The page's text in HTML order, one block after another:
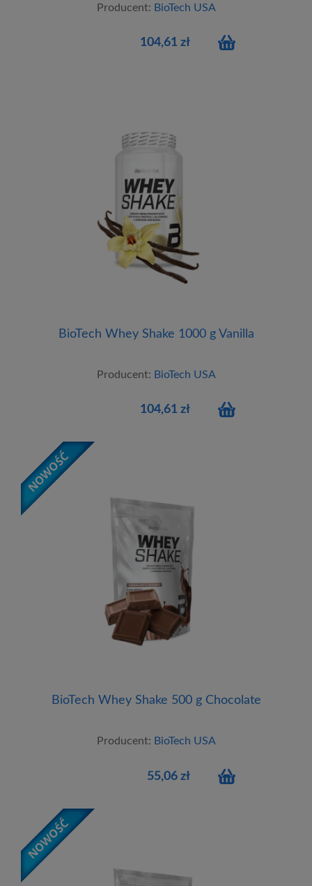
Producent: BioTech USA
104,61 zł
BioTech Whey Shake 1000 g Vanilla
Producent: BioTech USA
104,61 zł
BioTech Whey Shake 500 g Chocolate
Producent: BioTech USA
55,06 zł